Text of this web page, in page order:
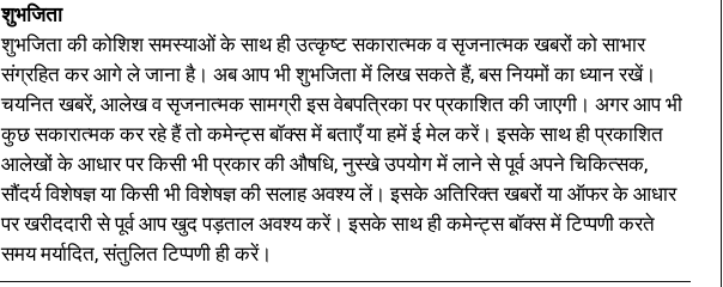
शुभजिता
शुभजिता की कोशिश समस्याओं के साथ ही उत्कृष्ट सकारात्मक व सृजनात्मक खबरों को साभार
संग्रहित कर आगे ले जाना है। अब आप भी शुभजिता में लिख सकते हैं, बस नियमों का ध्यान रखें।
चयनित खबरें, आलेख व सृजनात्मक सामग्री इस वेबपत्रिका पर प्रकाशित की जाएगी। अगर आप भी
कुछ सकारात्मक कर रहे हैं तो कमेन्ट्स बॉक्स में बताएँ या हमें ई मेल करें। इसके साथ ही प्रकाशित
आलेखों के आधार पर किसी भी प्रकार की औषधि, नुस्खे उपयोग में लाने से पूर्व अपने चिकित्सक,
सौंदर्य विशेषज्ञ या किसी भी विशेषज्ञ की सलाह अवश्य लें। इसके अतिरिक्त खबरों या ऑफर के आधार
पर खरीददारी से पूर्व आप खुद पड़ताल अवश्य करें। इसके साथ ही कमेन्ट्स बॉक्स में टिप्पणी करते
समय मर्यादित, संतुलित टिप्पणी ही करें।